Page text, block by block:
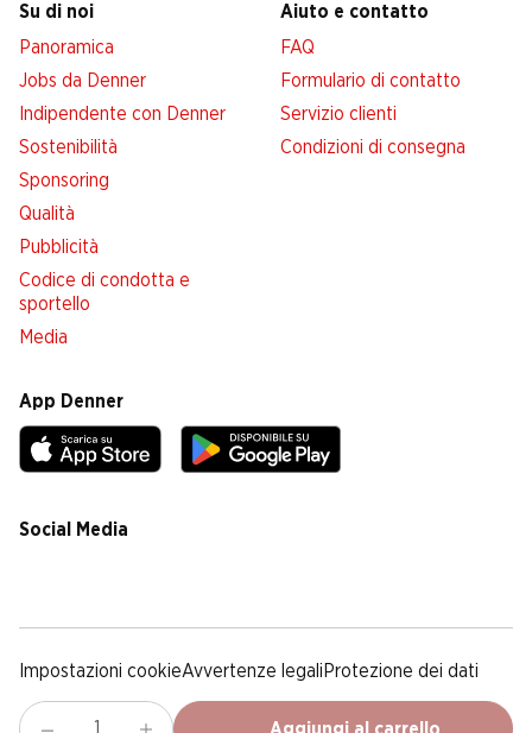
Aggiungi al carrello
Su di noi
Panoramica
Jobs da Denner
Indipendente con Denner
Sostenibilità
Sponsoring
Qualità
Pubblicità
Codice di condotta e
sportello
Media
Aiuto e contatto
FAQ
Formulario di contatto
Servizio clienti
Condizioni di consegna
App Denner
Social Media
Impostazioni cookieAvvertenze legali Protezione dei dati
ColofoneCondizioni Generali